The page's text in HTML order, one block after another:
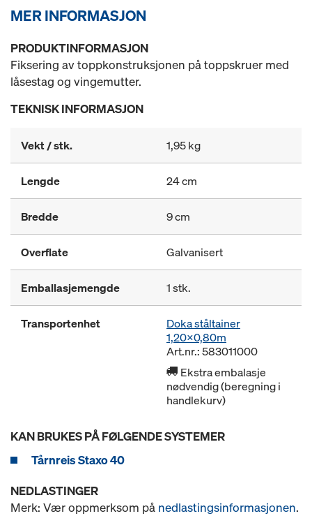
MER INFORMASJON
PRODUKTINFORMASJON
Fiksering av toppkonstruksjonen på toppskruer med
låsestag og vingemutter.
TEKNISK INFORMASJON
Vekt / stk. 1,95 kg
Lengde 24 cm
Bredde 9 cm
Overflate Galvanisert
Emballasjemengde 1 stk.
Transportenhet
Doka ståltainer
1,20x0,80m
Art.nr.: 583011000
Ekstra embalasje
nødvendig (beregning i
handlekurv)
KAN BRUKES PÅ FØLGENDE SYSTEMER
Tårnreis Staxo 40
NEDLASTINGER
Merk: Vær oppmerksom på nedlastingsinformasjonen.